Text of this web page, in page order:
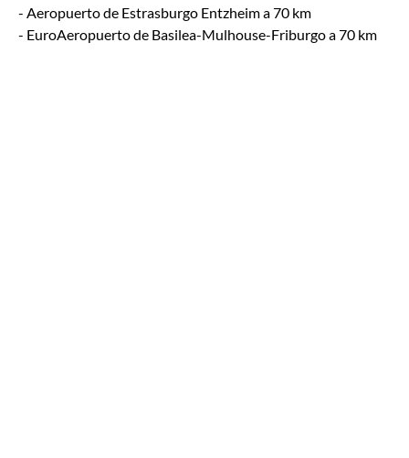
- Aeropuerto de Estrasburgo Entzheim a 70 km
- EuroAeropuerto de Basilea-Mulhouse-Friburgo a 70 km